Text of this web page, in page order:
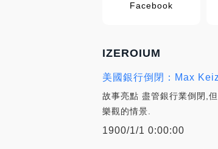
Facebook
IZEROIUM
美國銀行倒閉：Max
故事亮點 盡管銀行業倒閉,
樂觀的情景.
1900/1/1 0:00:00